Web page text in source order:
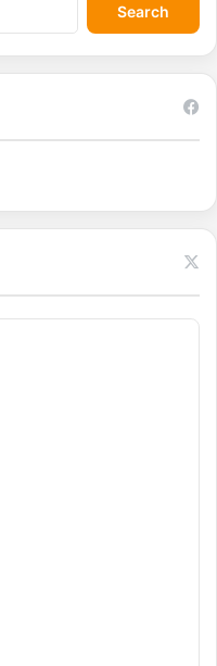
e
a
r
r
: